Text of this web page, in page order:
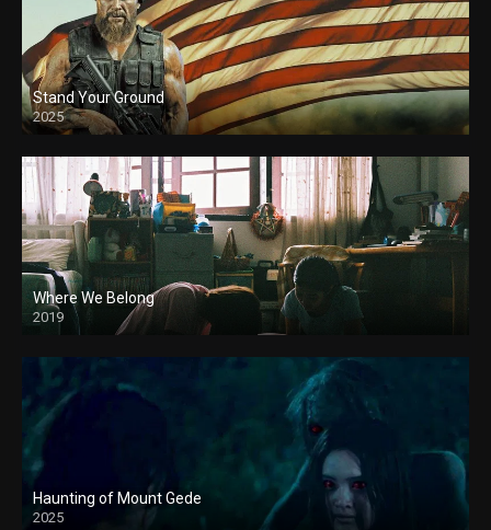
Stand Your Ground
2025
Where We Belong
2019
Haunting of Mount Gede
2025